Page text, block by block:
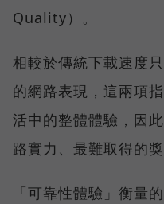
Quality）。
相較於傳統下載速度
的網路表現，這兩項
活中的整體體驗，因
路實力、最難取得的獎
「可靠性體驗」衡量